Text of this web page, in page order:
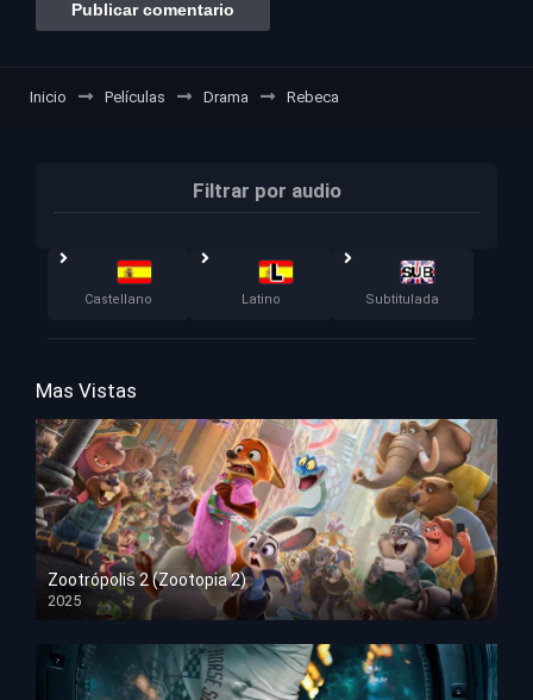
Inicio Películas Drama Rebeca
Filtrar por audio
Castellano Latino Subtitulada
Mas Vistas
Zootrópolis 2 (Zootopia 2)
2025
HD 1080p